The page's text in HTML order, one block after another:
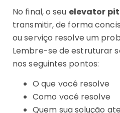
No final, o seu elevator
transmitir, de forma
ou serviço resolve um
Lembre-se de estruturar
nos seguintes pontos:
O que você resolve
Como você resolve
Quem sua solução